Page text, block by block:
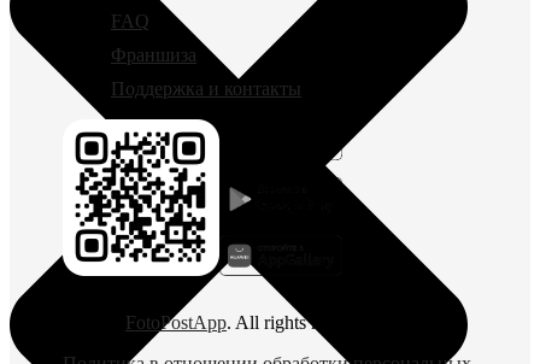
FAQ
Франшиза
Поддержка и контакты
FotoPostApp. All rights reserved